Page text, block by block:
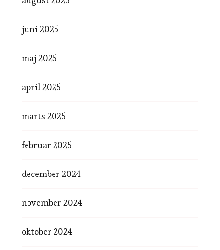
juni 2025
maj 2025
april 2025
marts 2025
februar 2025
december 2024
november 2024
oktober 2024